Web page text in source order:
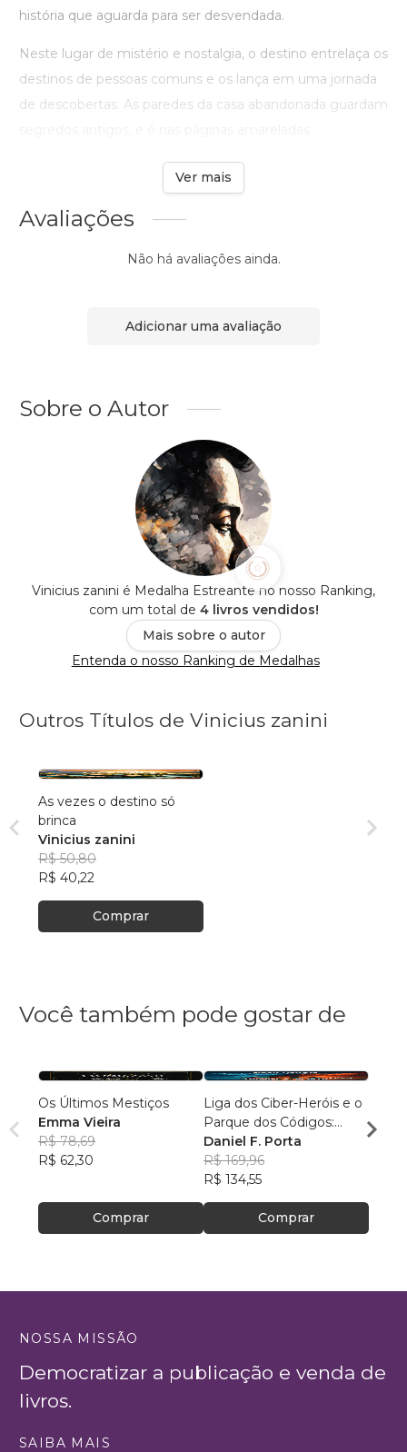
história que aguarda para ser desvendada.
Neste lugar de mistério e nostalgia, o destino entrelaça os
destinos de pessoas comuns e os lança em uma jornada
de descobertas. As paredes da casa abandonada guardam
Ver mais
Avaliações
Não há avaliações ainda.
Adicionar uma avaliação
Sobre o Autor
Vinicius zanini é Medalha Estreante no nosso Ranking,
com um total de 4 livros vendidos!
Mais sobre o autor
Entenda o nosso Ranking de Medalhas
Outros Títulos de Vinicius zanini
As vezes o destino só
brinca
Vinicius zanini
R$ 50,80
R$ 40,22
Comprar
Você também pode gostar de
Os Últimos Mestiços
Emma Vieira
R$ 78,69
R$ 62,30
Comprar
Liga dos Ciber-Heróis e o
Parque dos Códigos:
Rumo ao Desconhecido
Daniel F. Porta
R$ 169,96
R$ 134,55
Comprar
R$
NOSSA MISSÃO
Democratizar a publicação e venda de
livros.
SAIBA MAIS